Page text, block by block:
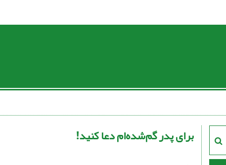
برای پدر گم‌شده‌ام دعا کنید!